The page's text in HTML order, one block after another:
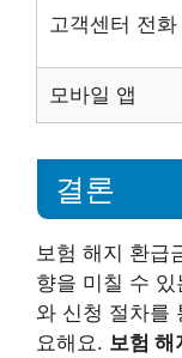
고객센터 전화
모바일 앱
결론
보험 해지 환급
향을 미칠 수
와 신청 절차를
요해요. 보험 해